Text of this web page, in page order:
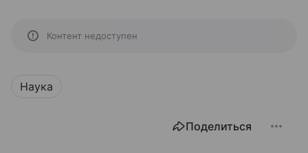
Контент недоступен
Наука
Поделиться